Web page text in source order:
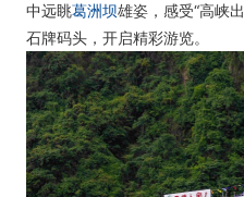
中远眺葛洲坝雄姿，感受“高峡
石牌码头，开启精彩游览。